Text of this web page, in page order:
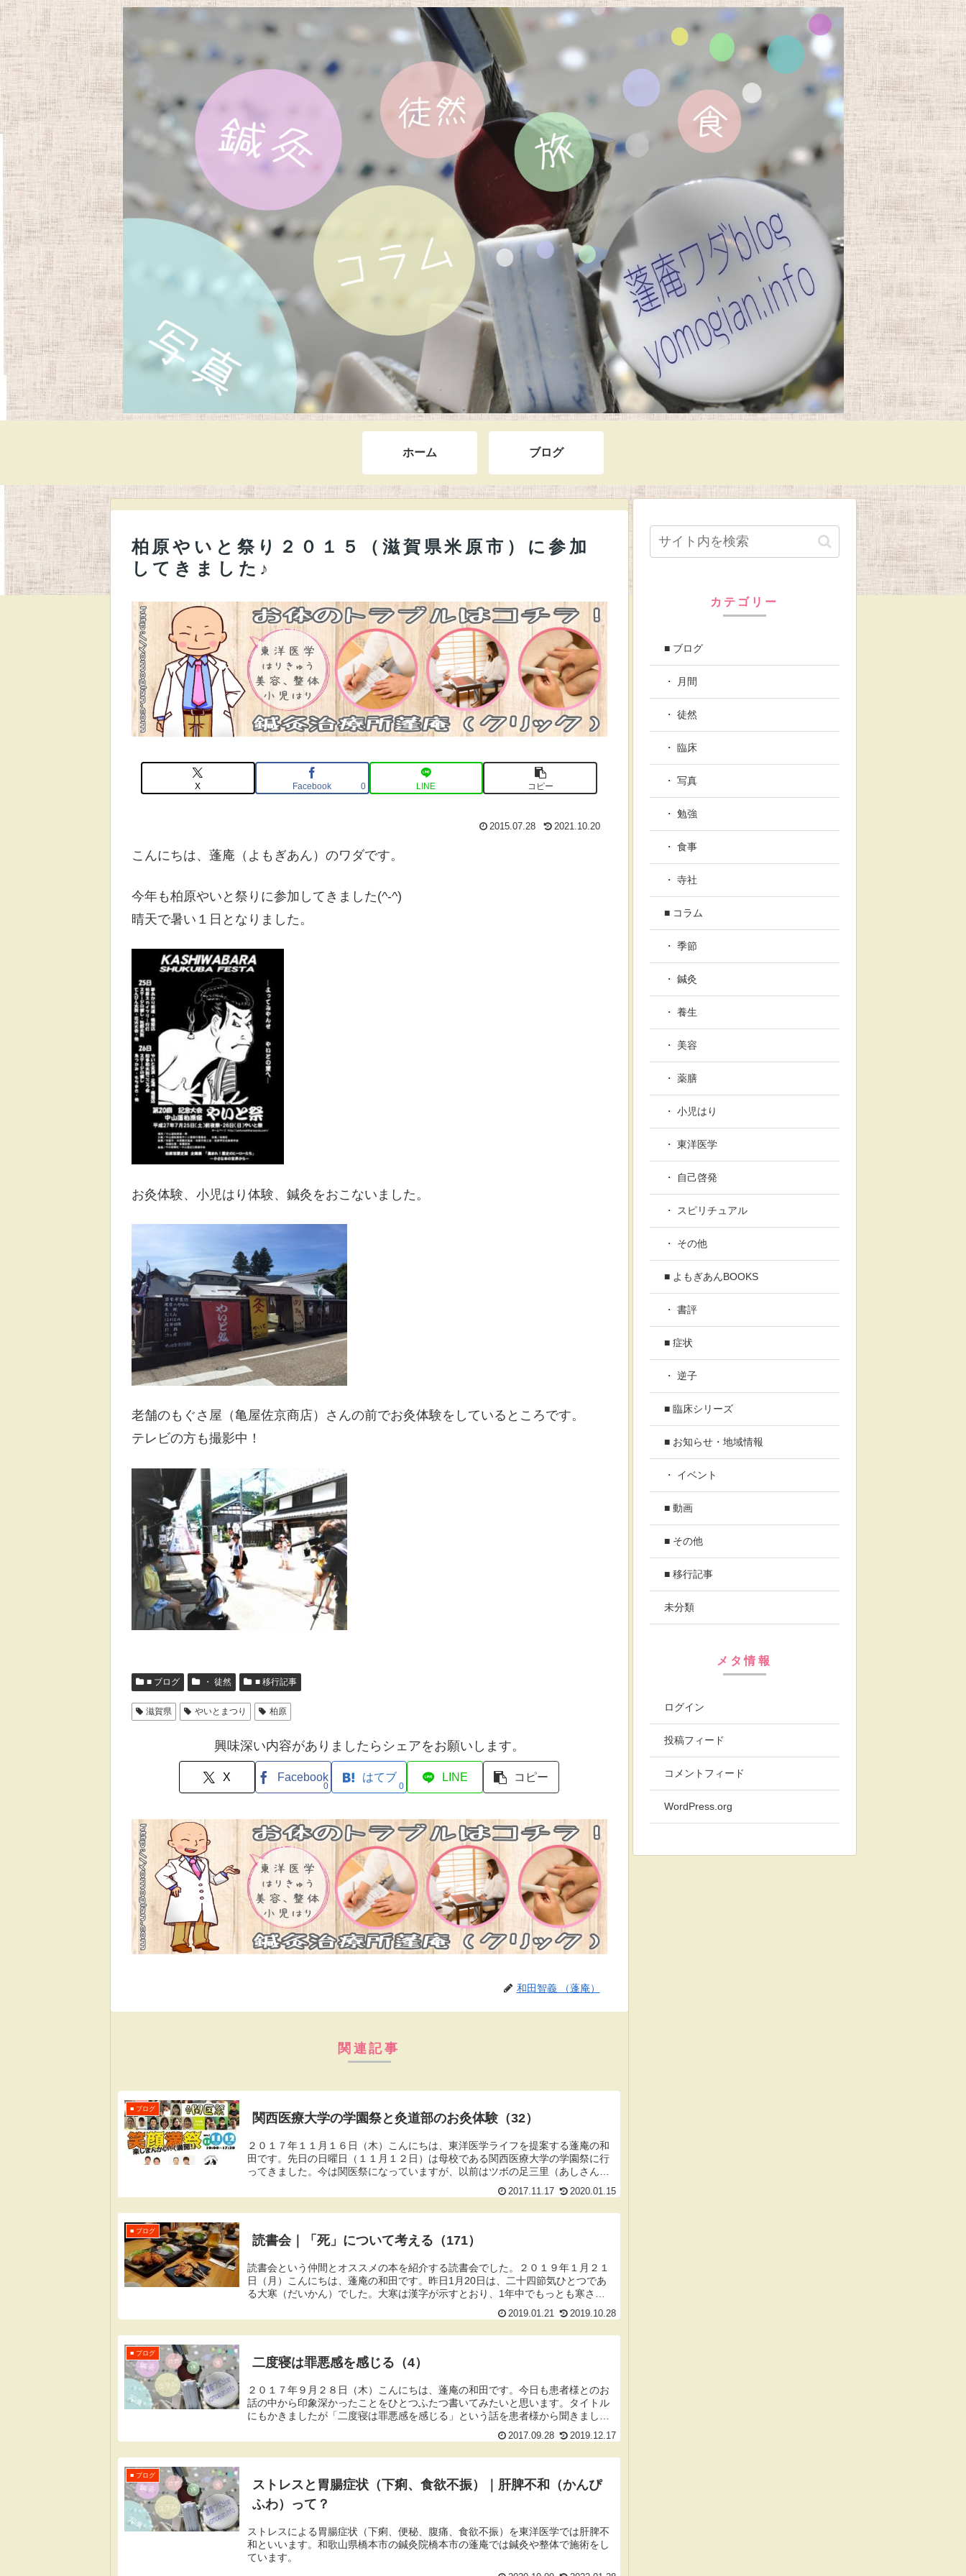
ホーム ブログ
柏原やいと祭り２０１５（滋賀県米原市）に参加
してきました♪
X Facebook 0 LINE コピー
2015.07.28 2021.10.20
こんにちは、蓬庵（よもぎあん）のワダです。
今年も柏原やいと祭りに参加してきました(^-^)
晴天で暑い１日となりました。
お灸体験、小児はり体験、鍼灸をおこないました。
老舗のもぐさ屋（亀屋佐京商店）さんの前でお灸体験をしているところです。
テレビの方も撮影中！
■ ブログ ・ 徒然 ■ 移行記事
滋賀県 やいとまつり 柏原
興味深い内容がありましたらシェアをお願いします。
X Facebook
0
はてブ
0
LINE コピー
和田智義 （蓬庵）
関連記事
■ ブログ
関西医療大学の学園祭と灸道部のお灸体験（32）
２０１７年１１月１６日（木）こんにちは、東洋医学ライフを提案する蓬庵の和
田です。先日の日曜日（１１月１２日）は母校である関西医療大学の学園祭に行
ってきました。今は関医祭になっていますが、以前はツボの足三里（あしさん
2017.11.17 2020.01.15
■ ブログ
読書会｜「死」について考える（171）
読書会という仲間とオススメの本を紹介する読書会でした。２０１９年１月２１
日（月）こんにちは、蓬庵の和田です。昨日1月20日は、二十四節気ひとつであ
る大寒（だいかん）でした。大寒は漢字が示すとおり、1年中でもっとも寒さが
2019.01.21 2019.10.28
■ ブログ
二度寝は罪悪感を感じる（4）
２０１７年９月２８日（木）こんにちは、蓬庵の和田です。今日も患者様とのお
話の中から印象深かったことをひとつふたつ書いてみたいと思います。タイトル
にもかきましたが「二度寝は罪悪感を感じる」という話を患者様から聞きまし
2017.09.28 2019.12.17
■ ブログ
ストレスと胃腸症状（下痢、食欲不振）｜肝脾不和（かんぴ
ふわ）って？
ストレスによる胃腸症状（下痢、便秘、腹痛、食欲不振）を東洋医学では肝脾不
和といいます。和歌山県橋本市の鍼灸院橋本市の蓬庵では鍼灸や整体で施術をし
ています。
カテゴリー
■ ブログ
・ 月間
・ 徒然
・ 臨床
・ 写真
・ 勉強
・ 食事
・ 寺社
■ コラム
・ 季節
・ 鍼灸
・ 養生
・ 美容
・ 薬膳
・ 小児はり
・ 東洋医学
・ 自己啓発
・ スピリチュアル
・ その他
■ よもぎあんBOOKS
・ 書評
■ 症状
・ 逆子
■ 臨床シリーズ
■ お知らせ・地域情報
・ イベント
■ 動画
■ その他
■ 移行記事
未分類
メタ情報
ログイン
投稿フィード
コメントフィード
WordPress.org